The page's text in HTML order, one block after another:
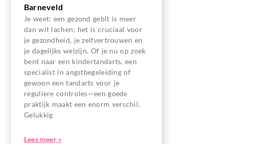
Barneveld
Je weet: een gezond gebit is meer
dan wit lachen; het is cruciaal voor
je gezondheid, je zelfvertrouwen en
je dagelijks welzijn. Of je nu op zoek
bent naar een kinder­tandarts, een
specialist in angstbegeleiding of
gewoon een tandarts voor je
reguliere controles—een goede
praktijk maakt een enorm verschil.
Gelukkig
Lees meer »